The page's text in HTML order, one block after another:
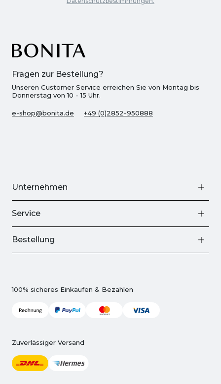
Fragen zur Bestellung?
Unseren Customer Service erreichen Sie von Montag bis
Donnerstag von 10 - 15 Uhr.
e-shop@bonita.de +49 (0)2852-950888
Unternehmen
Service
Bestellung
100% sicheres Einkaufen & Bezahlen
Zuverlässiger Versand